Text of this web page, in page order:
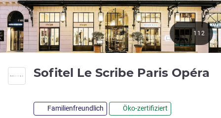
Sofitel Le Scribe Paris Opéra
Familienfreundlich Öko-zertifiziert
112